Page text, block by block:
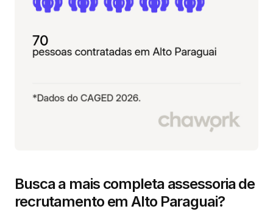
Busca a mais completa assessoria de
recrutamento em Alto Paraguai?